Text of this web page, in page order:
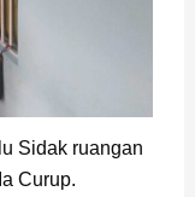
Sidak ruangan
Curup.